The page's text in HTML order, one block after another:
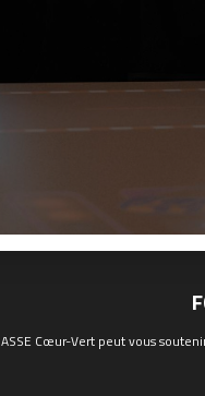
ASSE Cœur-Vert peut vous